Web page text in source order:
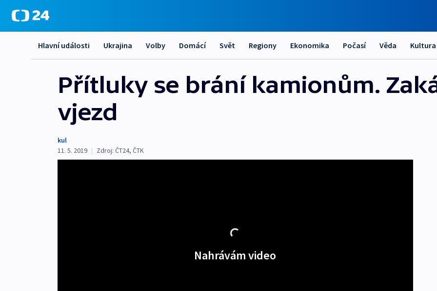
Hlavní události Ukrajina Volby Domácí Svět Regiony Ekonomika Počasí Věda Kultura
Přítluky se brání kamionům.
vjezd
kul
11. 5. 2019 | Zdroj: ČT24, ČTK
Nahrávám video